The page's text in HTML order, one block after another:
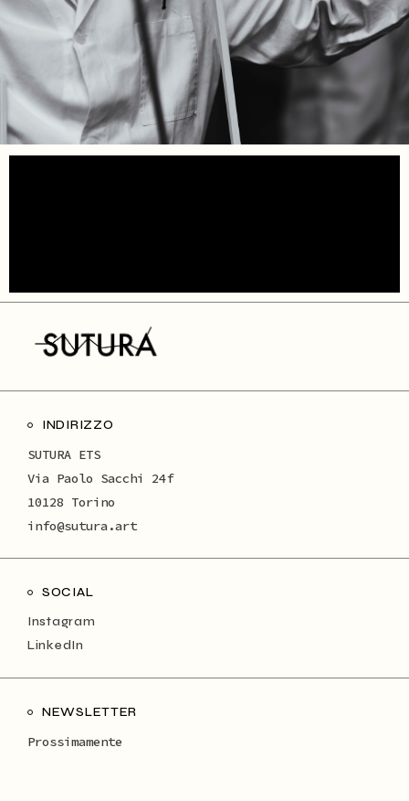
INDIRIZZO
SUTURA ETS
Via Paolo Sacchi 24f
10128 Torino
info@sutura.art
SOCIAL
Instagram
LinkedIn
NEWSLETTER
Prossimamente